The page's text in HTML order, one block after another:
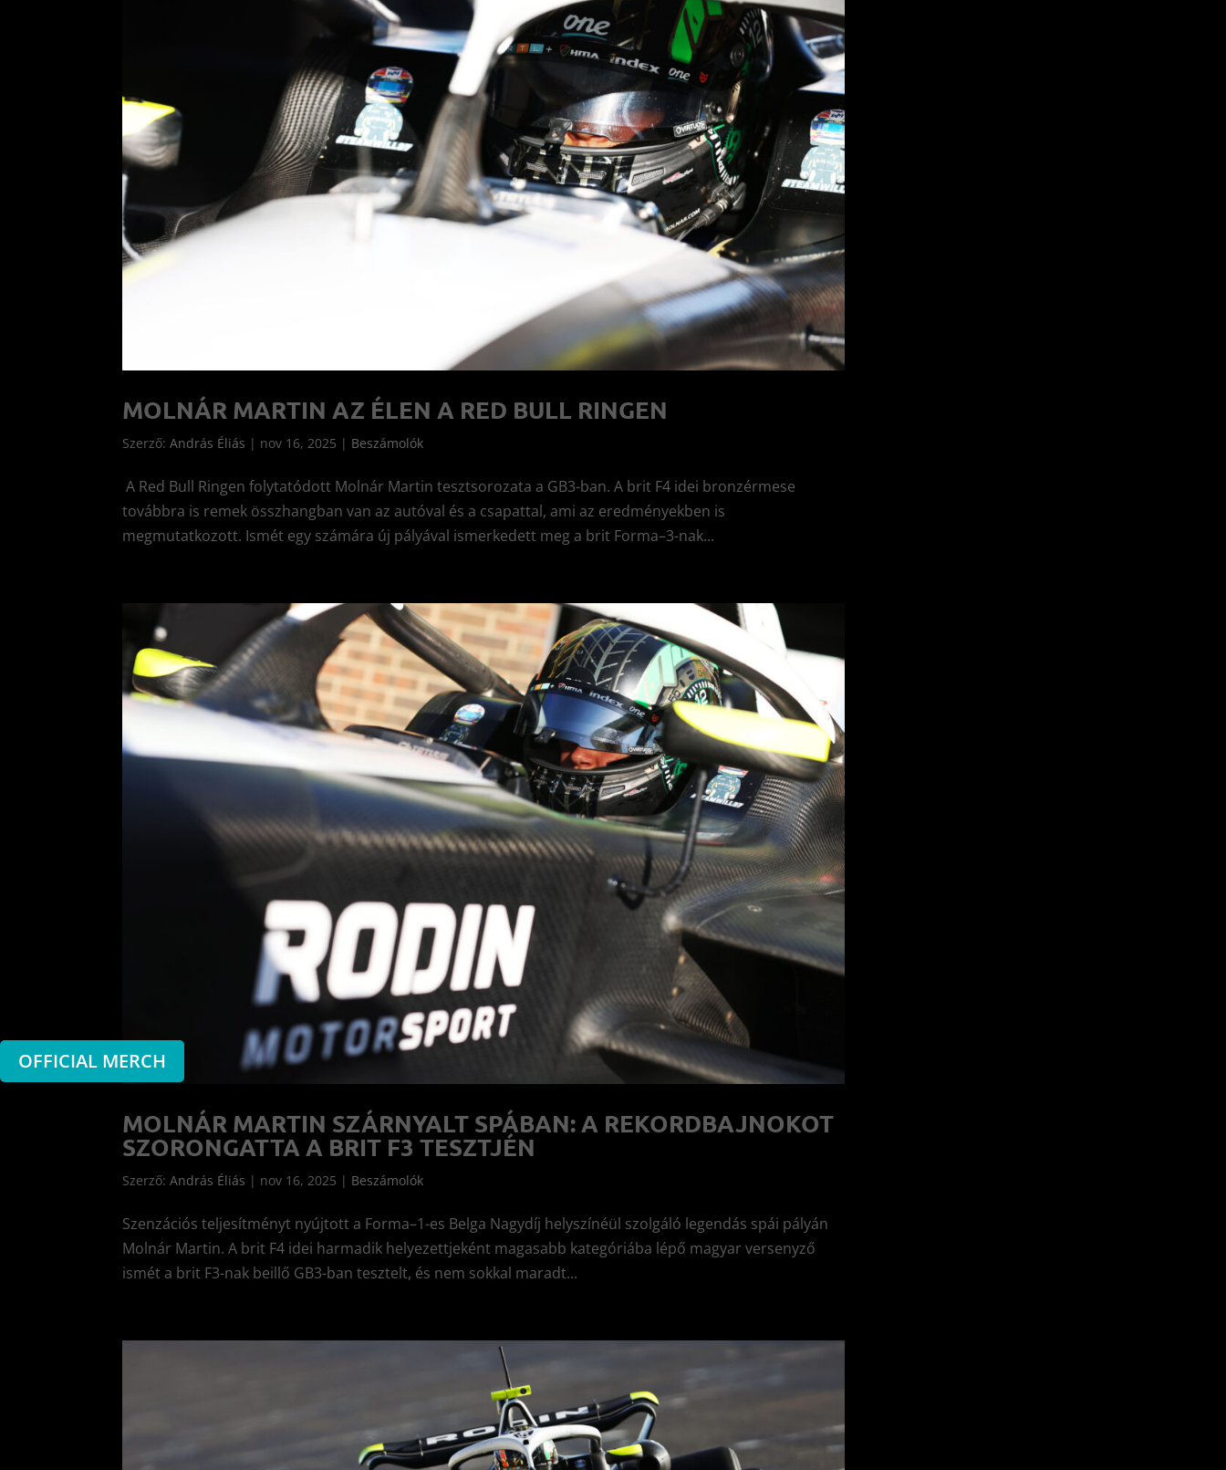
MOLNÁR MARTIN AZ ÉLEN A RED BULL RINGEN
Szerző:András Éliás | nov 16, 2025 | Beszámolók
A Red Bull Ringen folytatódott Molnár Martin tesztsorozata a GB3-ban. A brit F4 idei bronzérmese
továbbra is remek összhangban van az autóval és a csapattal, ami az eredményekben is
megmutatkozott. Ismét egy számára új pályával ismerkedett meg a brit Forma–3-nak...
MOLNÁR MARTIN SZÁRNYALT SPÁBAN: A REKORDBAJNOKOT
SZORONGATTA A BRIT F3 TESZTJÉN
Szerző:András Éliás | nov 16, 2025 | Beszámolók
Szenzációs teljesítményt nyújtott a Forma–1-es Belga Nagydíj helyszínéül szolgáló legendás spái pályán
Molnár Martin. A brit F4 idei harmadik helyezettjeként magasabb kategóriába lépő magyar versenyző
ismét a brit F3-nak beillő GB3-ban tesztelt, és nem sokkal maradt...
OFFICIAL MERCH